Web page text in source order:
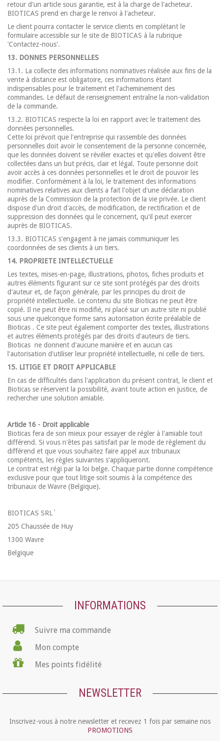
retour d'un article sous garantie, est à la charge de l'acheteur.
BIOTICAS prend en charge le renvoi à l'acheteur.
Le client pourra contacter le service clients en complétant le
formulaire accessible sur le site de BIOTICAS à la rubrique
'Contactez-nous'.
13. DONNES PERSONNELLES
13.1. La collecte des informations nominatives réalisée aux fins de la
vente à distance est obligatoire, ces informations étant
indispensables pour le traitement et l'acheminement des
commandes. Le défaut de renseignement entraîne la non-validation
de la commande.
13.2. BIOTICAS respecte la loi en rapport avec le traitement des
données personnelles.
Cette loi prévoit que l'entreprise qui rassemble des données
personnelles doit avoir le consentement de la personne concernée,
que les données doivent se révéler exactes et qu'elles doivent être
collectées dans un but précis, clair et légal. Toute personne doit
avoir accès à ces données personnelles et le droit de pouvoir les
modifier. Conformément à la loi, le traitement des informations
nominatives relatives aux clients a fait l'objet d'une déclaration
auprès de la Commission de la protection de la vie privée. Le client
dispose d'un droit d'accès, de modification, de rectification et de
suppression des données qui le concernent, qu'il peut exercer
auprès de BIOTICAS.
13.3. BIOTICAS s'engagent à ne jamais communiquer les
coordonnées de ses clients à un tiers.
14. PROPRIETE INTELLECTUELLE
Les textes, mises-en-page, illustrations, photos, fiches produits et
autres éléments figurant sur ce site sont protégés par des droits
d'auteur et, de façon générale, par les principes du droit de
propriété intellectuelle. Le contenu du site Bioticas ne peut être
copié. Il ne peut être ni modifié, ni placé sur un autre site ni publié
sous une quelconque forme sans autorisation écrite préalable de
Bioticas . Ce site peut également comporter des textes, illustrations
et autres éléments protégés par des droits d'auteurs de tiers.
Bioticas ne donnent d'aucune manière et en aucun cas
l'autorisation d'utiliser leur propriété intellectuelle, ni celle de tiers.
15. LITIGE ET DROIT APPLICABLE
En cas de difficultés dans l'application du présent contrat, le client et
Bioticas se réservent la possibilité, avant toute action en justice, de
rechercher une solution amiable.
Article 16 - Droit applicable
Bioticas fera de son mieux pour essayer de régler à l'amiable tout
différend. Si vous n'êtes pas satisfait par le mode de règlement du
différend et que vous souhaitez faire appel aux tribunaux
compétents, les règles suivantes s'appliqueront.
Le contrat est régi par la loi belge. Chaque partie donne compétence
exclusive pour que tout litige soit soumis à la compétence des
tribunaux de Wavre (Belgique).
BIOTICAS SRL`
205 Chaussée de Huy
1300 Wavre
Belgique
INFORMATIONS
Suivre ma commande
Mon compte
Mes points fidélité
NEWSLETTER
Inscrivez-vous à notre newsletter et recevez 1 fois par semaine nos
PROMOTIONS